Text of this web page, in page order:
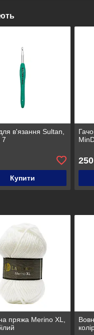
в'язання Sultan,
7
Купити
250
пряжа Merino XL,